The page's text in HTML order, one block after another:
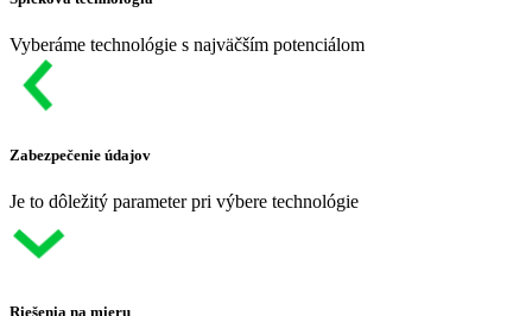
Vyberáme technológie s najväčším potenciálom
Zabezpečenie údajov
Je to dôležitý parameter pri výbere technológie
Riešenia na mieru